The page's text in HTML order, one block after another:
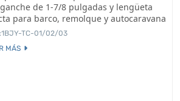
de 1-7/8 pulgadas y lengüeta
para barco, remolque y autocaravana
TC-01/02/03
MÁS